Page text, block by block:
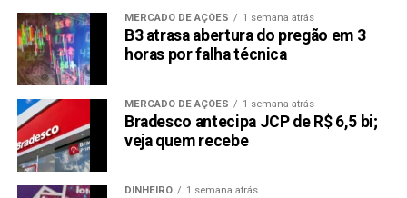
MERCADO DE AÇÕES 1 semana atrás
B3 atrasa abertura do pregão em 3
horas por falha técnica
MERCADO DE AÇÕES 1 semana atrás
Bradesco antecipa JCP de R$ 6,5 bi;
veja quem recebe
DINHEIRO 1 semana atrás